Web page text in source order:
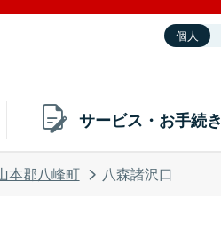
個人
サービス・お手続き
本郡八峰町 八森諸沢口